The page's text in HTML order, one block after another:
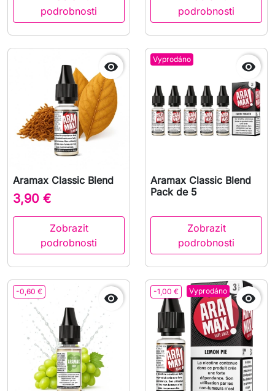
podrobnosti
podrobnosti

Aramax Classic Blend
3,90 €
Zobrazit
podrobnosti
Vyprodáno

Aramax Classic Blend
Pack de 5
Zobrazit
podrobnosti
-0,60 €  -1,00 € Vyprodáno
